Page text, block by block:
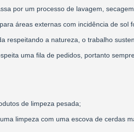
por um processo de lavagem,
áreas externas com incidência de sol
respeitando a natureza, o trabalho
uma fila de pedidos, portanto
de limpeza pesada;
limpeza com uma escova de cerdas